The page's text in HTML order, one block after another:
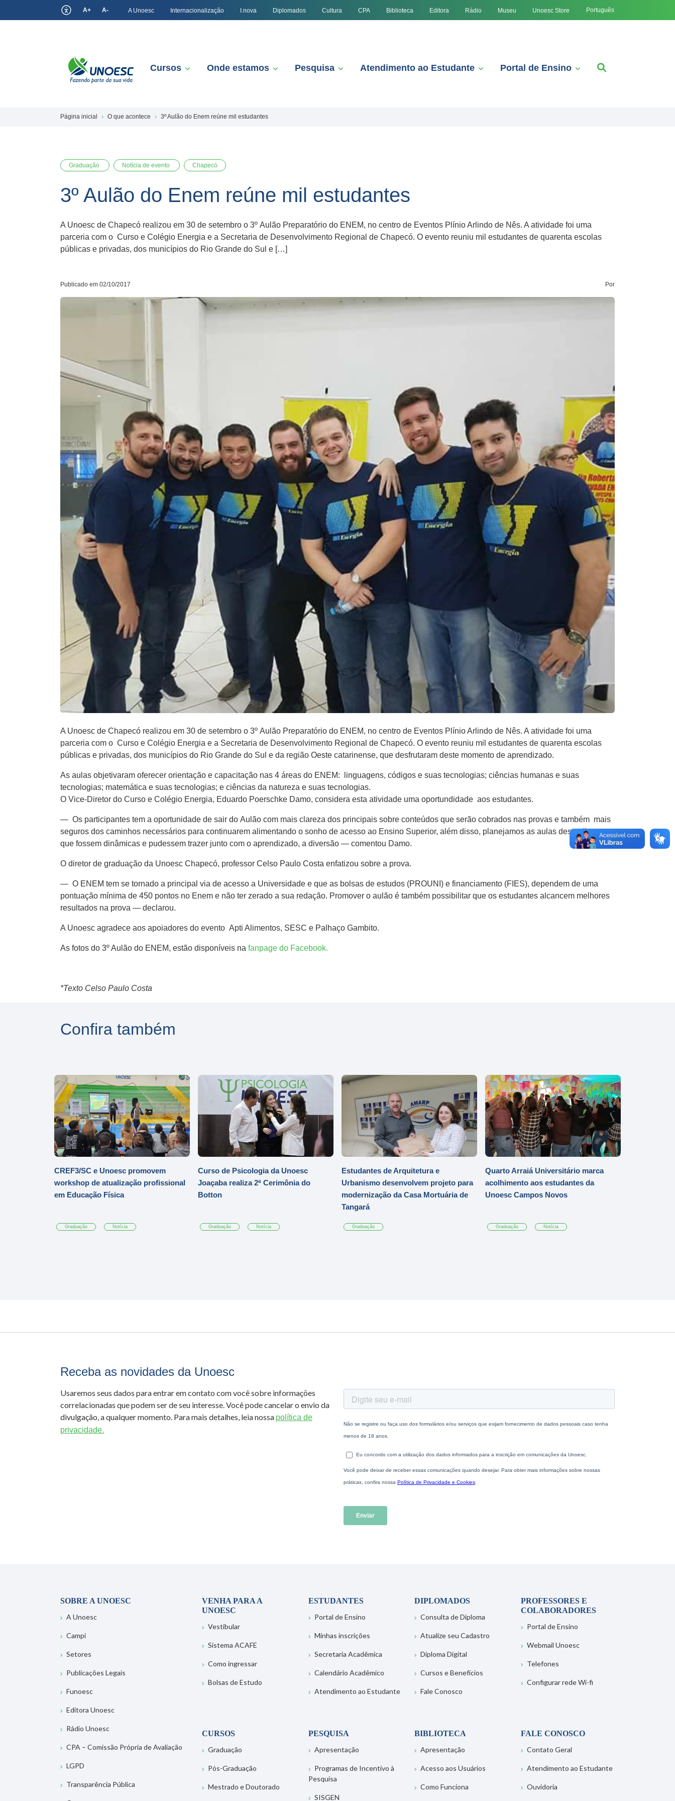
A+ A- A Unoesc Internacionalização I.nova Diplomados Cultura CPA Biblioteca Editora Rádio Museu Unoesc Store Português
Cursos Onde estamos Pesquisa Atendimento ao Estudante Portal de Ensino
Página inicial O que acontece 3º Aulão do Enem reúne mil estudantes
Graduação Notícia de evento Chapecó
3º Aulão do Enem reúne mil estudantes
A Unoesc de Chapecó realizou em 30 de setembro o 3º Aulão Preparatório do ENEM, no centro de Eventos Plínio Arlindo de Nês. A atividade foi uma
parceria com o Curso e Colégio Energia e a Secretaria de Desenvolvimento Regional de Chapecó. O evento reuniu mil estudantes de quarenta escolas
públicas e privadas, dos municípios do Rio Grande do Sul e […]
Publicado em 02/10/2017 Por
A Unoesc de Chapecó realizou em 30 de setembro o 3º Aulão Preparatório do ENEM, no centro de Eventos Plínio Arlindo de Nês. A atividade foi uma
parceria com o Curso e Colégio Energia e a Secretaria de Desenvolvimento Regional de Chapecó. O evento reuniu mil estudantes de quarenta escolas
públicas e privadas, dos municípios do Rio Grande do Sul e da região Oeste catarinense, que desfrutaram deste momento de aprendizado.
As aulas objetivaram oferecer orientação e capacitação nas 4 áreas do ENEM: linguagens, códigos e suas tecnologias; ciências humanas e suas
tecnologias; matemática e suas tecnologias; e ciências da natureza e suas tecnologias.
O Vice-Diretor do Curso e Colégio Energia, Eduardo Poerschke Damo, considera esta atividade uma oportundidade aos estudantes.
— Os participantes tem a oportunidade de sair do Aulão com mais clareza dos principais sobre conteúdos que serão cobrados nas provas e também mais
seguros dos caminhos necessários para continuarem alimentando o sonho de acesso ao Ensino Superior, além disso, planejamos as aulas deste dia para
que fossem dinâmicas e pudessem trazer junto com o aprendizado, a diversão — comentou Damo.
O diretor de graduação da Unoesc Chapecó, professor Celso Paulo Costa enfatizou sobre a prova.
— O ENEM tem se tornado a principal via de acesso a Universidade e que as bolsas de estudos (PROUNI) e financiamento (FIES), dependem de uma
pontuação mínima de 450 pontos no Enem e não ter zerado a sua redação. Promover o aulão é também possibilitar que os estudantes alcancem melhores
resultados na prova — declarou.
A Unoesc agradece aos apoiadores do evento Apti Alimentos, SESC e Palhaço Gambito.
As fotos do 3º Aulão do ENEM, estão disponíveis na fanpage do Facebook.
*Texto Celso Paulo Costa
Confira também
CREF3/SC e Unoesc promovem
workshop de atualização profissional
em Educação Física
Graduação Notícia
Curso de Psicologia da Unoesc
Joaçaba realiza 2ª Cerimônia do
Botton
Graduação Notícia
Estudantes de Arquitetura e
Urbanismo desenvolvem projeto para
modernização da Casa Mortuária de
Tangará
Graduação
Quarto Arraiá Universitário marca
acolhimento aos estudantes da
Unoesc Campos Novos
Graduação Notícia
Receba as novidades da Unoesc
Usaremos seus dados para entrar em contato com você sobre informações
correlacionadas que podem ser de seu interesse. Você pode cancelar o envio da
divulgação, a qualquer momento. Para mais detalhes, leia nossa política de
privacidade.
SOBRE A UNOESC
A Unoesc
Campi
Setores
Publicações Legais
Funoesc
Editora Unoesc
Rádio Unoesc
CPA – Comissão Própria de Avaliação
LGPD
Transparência Pública
VENHA PARA A
UNOESC
Vestibular
Sistema ACAFE
Como ingressar
Bolsas de Estudo
ESTUDANTES
Portal de Ensino
Minhas inscrições
Secretaria Acadêmica
Calendário Acadêmico
Atendimento ao Estudante
DIPLOMADOS
Consulta de Diploma
Atualize seu Cadastro
Diploma Digital
Cursos e Benefícios
Fale Conosco
PROFESSORES E
COLABORADORES
Portal de Ensino
Webmail Unoesc
Telefones
Configurar rede Wi-fi
CURSOS
Graduação
Pós-Graduação
Mestrado e Doutorado
PESQUISA
Apresentação
Programas de Incentivo à
Pesquisa
SISGEN
BIBLIOTECA
Apresentação
Acesso aos Usuários
Como Funciona
FALE CONOSCO
Contato Geral
Atendimento ao Estudante
Ouvidoria